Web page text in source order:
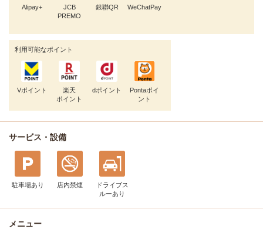
Alipay+
JCB
PREMO
銀聯QR WeChatPay
利用可能なポイント
Vポイント
楽天
ポイント
dポイント
Pontaポイ
ント
サービス・設備
駐車場あり 店内禁煙
ドライブス
ルーあり
メニュー